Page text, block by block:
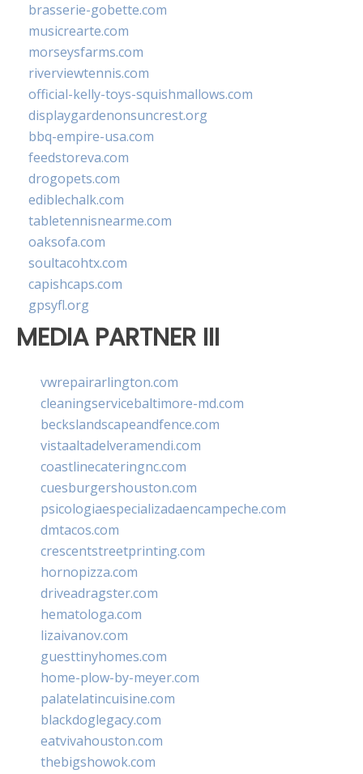
brasserie-gobette.com
musicrearte.com
morseysfarms.com
riverviewtennis.com
official-kelly-toys-squishmallows.com
displaygardenonsuncrest.org
bbq-empire-usa.com
feedstoreva.com
drogopets.com
ediblechalk.com
tabletennisnearme.com
oaksofa.com
soultacohtx.com
capishcaps.com
gpsyfl.org
MEDIA PARTNER III
vwrepairarlington.com
cleaningservicebaltimore-md.com
beckslandscapeandfence.com
vistaaltadelveramendi.com
coastlinecateringnc.com
cuesburgershouston.com
psicologiaespecializadaencampeche.com
dmtacos.com
crescentstreetprinting.com
hornopizza.com
driveadragster.com
hematologa.com
lizaivanov.com
guesttinyhomes.com
home-plow-by-meyer.com
palatelatincuisine.com
blackdoglegacy.com
eatvivahouston.com
thebigshowok.com